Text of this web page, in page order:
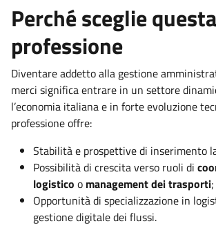
Perché sceglie questa
professione
Diventare addetto alla gestione
merci significa entrare in un settore
l’economia italiana e in forte evoluzione
professione offre:
Stabilità e prospettive di inserimento
Possibilità di crescita verso ruoli di
logistico o management dei trasporti;
Opportunità di specializzazione in
gestione digitale dei flussi.